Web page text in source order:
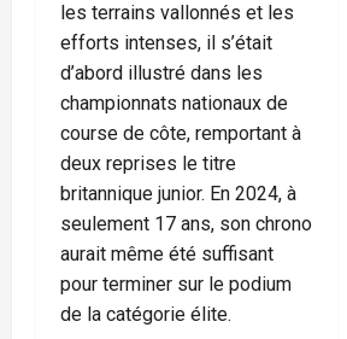
les terrains vallonnés et les
efforts intenses, il s’était
d’abord illustré dans les
championnats nationaux de
course de côte, remportant à
deux reprises le titre
britannique junior. En 2024, à
seulement 17 ans, son chrono
aurait même été suffisant
pour terminer sur le podium
de la catégorie élite.